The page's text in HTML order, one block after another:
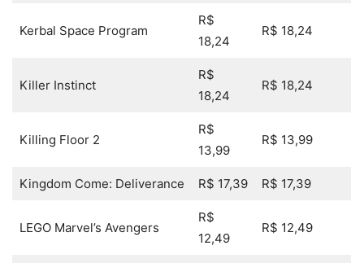
Kerbal Space Program
R$
18,24
R$ 18,24
Killer Instinct
R$
18,24
R$ 18,24
Killing Floor 2
R$
13,99
R$ 13,99
Kingdom Come: Deliverance R$ 17,39 R$ 17,39
LEGO Marvel’s Avengers
R$
12,49
R$ 12,49